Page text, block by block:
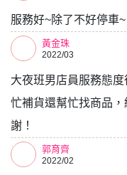
服務好~除了不好停車~
黃金珠
2022/03
大夜班男店員服務態
忙補貨還幫忙找商品
謝！
郭育齊
2022/02